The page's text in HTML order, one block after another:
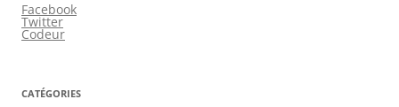
Facebook
Twitter
Codeur
CATÉGORIES